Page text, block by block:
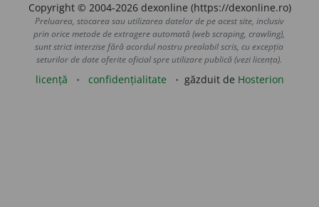
Copyright © 2004-2026 dexonline (https://dexonline.ro)
Preluarea, stocarea sau utilizarea datelor de pe acest site, inclusiv
prin orice metode de extragere automată (web scraping, crawling),
sunt strict interzise fără acordul nostru prealabil scris, cu excepția
seturilor de date oferite oficial spre utilizare publică (vezi licența).
licență confidențialitate găzduit de Hosterion